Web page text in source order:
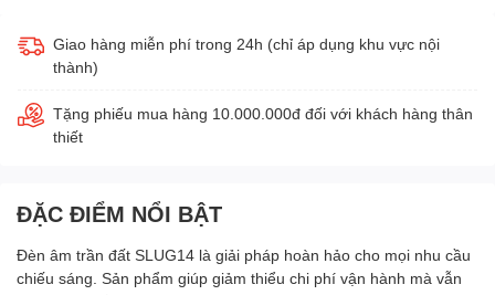
Giao hàng miễn phí trong 24h (chỉ áp dụng khu vực nội
thành)
Tặng phiếu mua hàng 10.000.000đ đối với khách hàng thân
thiết
ĐẶC ĐIỂM NỔI BẬT
Đèn âm trần đất SLUG14 là giải pháp hoàn hảo cho mọi nhu cầu
chiếu sáng. Sản phẩm giúp giảm thiểu chi phí vận hành mà vẫn